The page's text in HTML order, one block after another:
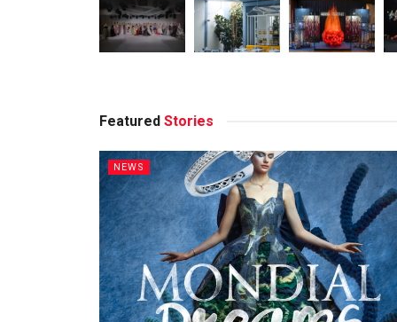
Featured Stories
NEWS